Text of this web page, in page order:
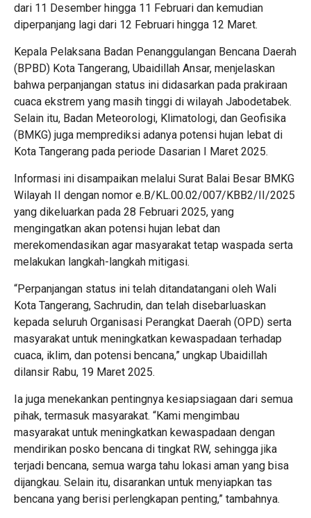
dari 11 Desember hingga 11 Februari dan kemudian
diperpanjang lagi dari 12 Februari hingga 12 Maret.
Kepala Pelaksana Badan Penanggulangan Bencana Daerah
(BPBD) Kota Tangerang, Ubaidillah Ansar, menjelaskan
bahwa perpanjangan status ini didasarkan pada prakiraan
cuaca ekstrem yang masih tinggi di wilayah Jabodetabek.
Selain itu, Badan Meteorologi, Klimatologi, dan Geofisika
(BMKG) juga memprediksi adanya potensi hujan lebat di
Kota Tangerang pada periode Dasarian I Maret 2025.
Informasi ini disampaikan melalui Surat Balai Besar BMKG
Wilayah II dengan nomor e.B/KL.00.02/007/KBB2/II/2025
yang dikeluarkan pada 28 Februari 2025, yang
mengingatkan akan potensi hujan lebat dan
merekomendasikan agar masyarakat tetap waspada serta
melakukan langkah-langkah mitigasi.
“Perpanjangan status ini telah ditandatangani oleh Wali
Kota Tangerang, Sachrudin, dan telah disebarluaskan
kepada seluruh Organisasi Perangkat Daerah (OPD) serta
masyarakat untuk meningkatkan kewaspadaan terhadap
cuaca, iklim, dan potensi bencana,” ungkap Ubaidillah
dilansir Rabu, 19 Maret 2025.
Ia juga menekankan pentingnya kesiapsiagaan dari semua
pihak, termasuk masyarakat. “Kami mengimbau
masyarakat untuk meningkatkan kewaspadaan dengan
mendirikan posko bencana di tingkat RW, sehingga jika
terjadi bencana, semua warga tahu lokasi aman yang bisa
dijangkau. Selain itu, disarankan untuk menyiapkan tas
bencana yang berisi perlengkapan penting,” tambahnya.